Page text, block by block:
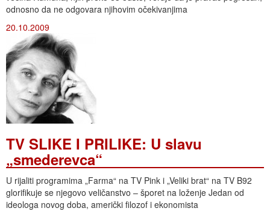
odnosno da ne odgovara njihovim očekivanjima
20.10.2009
TV SLIKE I PRILIKE: U slavu
„smederevca“
U rijaliti programima „Farma“ na TV Pink i „Veliki brat“ na TV B92
glorifikuje se njegovo veličanstvo – šporet na loženje Jedan od
ideologa novog doba, američki filozof i ekonomista